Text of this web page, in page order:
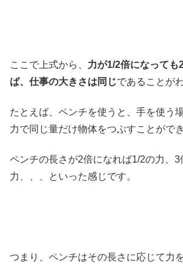
ここで上式から、 力が1/2倍になっても
ば、仕事の大きさは同じであることが
たとえば、ペンチを使うと、手を使う
力で同じ量だけ物体をつぶすことができ
ペンチの長さが2倍になれば1/2の力、
力、、、といった感じです。
つまり、ペンチはその長さに応じて力